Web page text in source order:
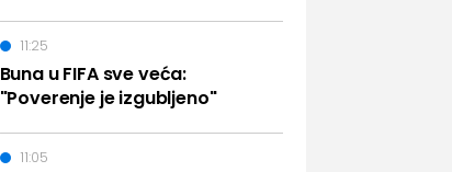
Buna u FIFA sve veća:
"Poverenje je izgubljeno"
11:25
11:05